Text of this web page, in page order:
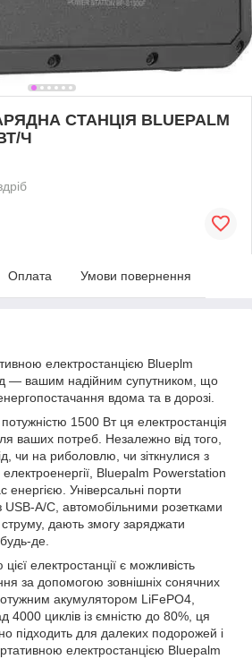
СТАНЦІЯ BLUEPALM
Ч
Оплата Умови повернення
електростанцією Blueplm
— вашим надійним супутником, що
вдома та в дорозі.
1500 Вт ця електростанція
ваших потреб. Незалежно від того,
чи на риболовлю, чи зіткнулися з
Bluepalm Powerstation
енергією. Універсальні порти
USB-A/C, автомобільними розетками
дають змогу заряджати
де.
електростанції є можливість
за допомогою зовнішніх сонячних
акумулятором LiFePO4,
4000 циклів із ємністю до 80%, ця
підходить для далеких подорожей і
електростанцією Bluepalm